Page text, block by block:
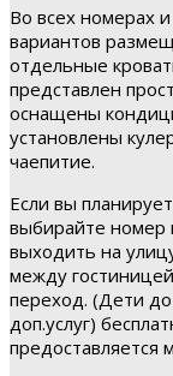
Во всех номерах
вариантов
отдельные
представлен
оснащены
установлены
чаепитие.
Если вы
выбирайте номер
выходить на
между
переход. (Дети
доп.услуг)
предоставляется